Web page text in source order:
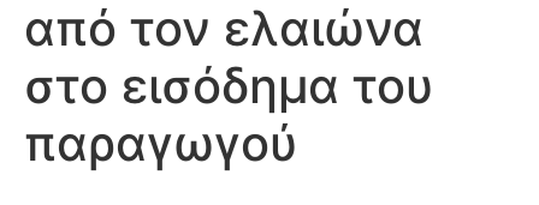
από τον ελαιώνα
στο εισόδημα του
παραγωγού